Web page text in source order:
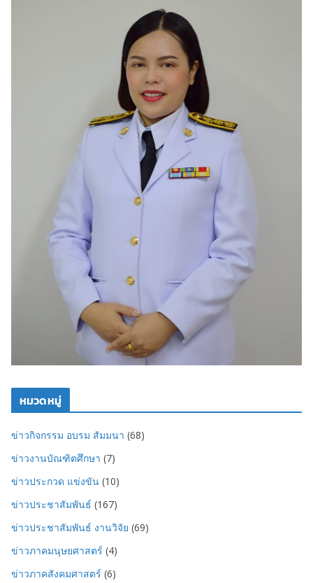
หมวดหมู่
ข่าวกิจกรรม อบรม สัมมนา (68)
ข่าวงานบัณฑิตศึกษา (7)
ข่าวประกวด แข่งขัน (10)
ข่าวประชาสัมพันธ์ (167)
ข่าวประชาสัมพันธ์ งานวิจัย (69)
ข่าวภาคมนุษยศาสตร์ (4)
ข่าวภาคสังคมศาสตร์ (6)